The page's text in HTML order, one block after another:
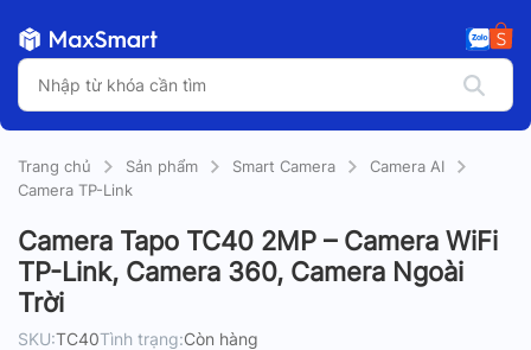
Trang chủ Sản phẩm Smart Camera
Camera AI
Camera TP-Link
Camera Tapo TC40 2MP – Camera WiFi
TP-Link, Camera 360, Camera Ngoài
Trời
SKU:TC40Tình trạng:Còn hàng